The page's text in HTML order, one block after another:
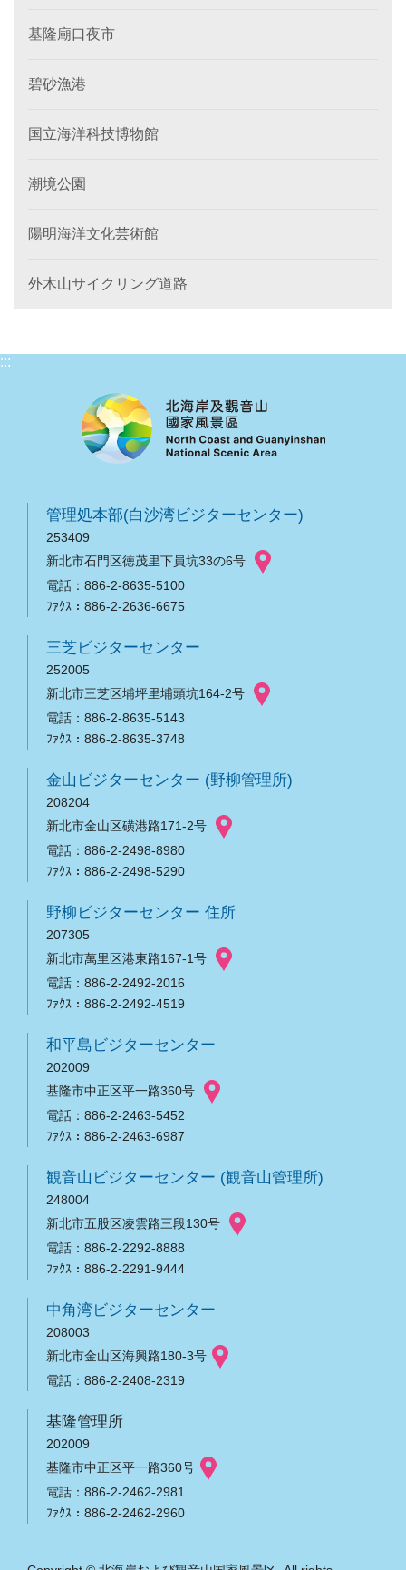
基隆廟口夜市
碧砂漁港
国立海洋科技博物館
潮境公園
陽明海洋文化芸術館
外木山サイクリング道路
:::
管理処本部(白沙湾ビジターセンター)
253409
新北市石門区徳茂里下員坑33の6号
電話：886-2-8635-5100
ﾌｧｸｽ：886-2-2636-6675
三芝ビジターセンター
252005
新北市三芝区埔坪里埔頭坑164-2号
電話：886-2-8635-5143
ﾌｧｸｽ：886-2-8635-3748
金山ビジターセンター (野柳管理所)
208204
新北市金山区磺港路171-2号
電話：886-2-2498-8980
ﾌｧｸｽ：886-2-2498-5290
野柳ビジターセンター 住所
207305
新北市萬里区港東路167-1号
電話：886-2-2492-2016
ﾌｧｸｽ：886-2-2492-4519
和平島ビジターセンター
202009
基隆市中正区平一路360号
電話：886-2-2463-5452
ﾌｧｸｽ：886-2-2463-6987
観音山ビジターセンター (観音山管理所)
248004
新北市五股区凌雲路三段130号
電話：886-2-2292-8888
ﾌｧｸｽ：886-2-2291-9444
中角湾ビジターセンター
208003
新北市金山区海興路180-3号
電話：886-2-2408-2319
基隆管理所
202009
基隆市中正区平一路360号
電話：886-2-2462-2981
ﾌｧｸｽ：886-2-2462-2960